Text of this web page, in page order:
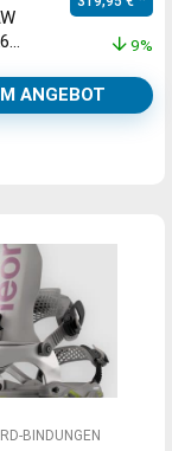
gray
9%
ANGEBOT
BINDUNGEN